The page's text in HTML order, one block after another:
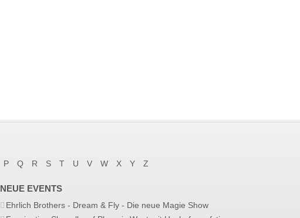
P Q R S T U V W X Y Z
NEUE EVENTS
Ehrlich Brothers - Dream & Fly - Die neue Magie Show